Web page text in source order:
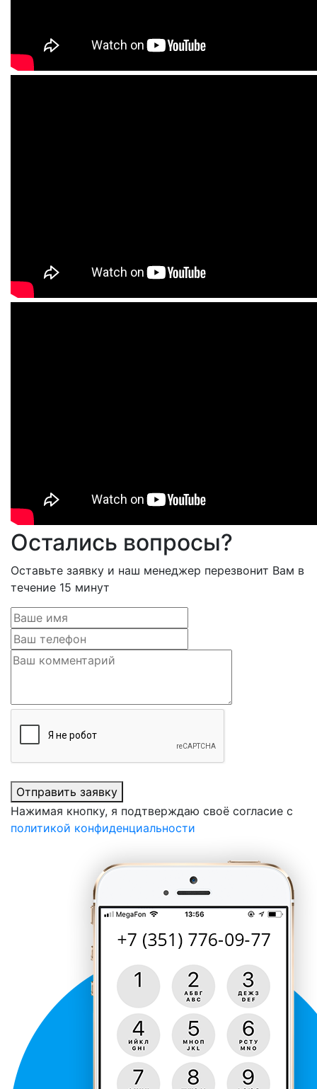
Остались вопросы?
Оставьте заявку и наш менеджер перезвонит Вам в
течение 15 минут
Отправить заявку
Нажимая кнопку, я подтверждаю своё согласие с
политикой конфиденциальности